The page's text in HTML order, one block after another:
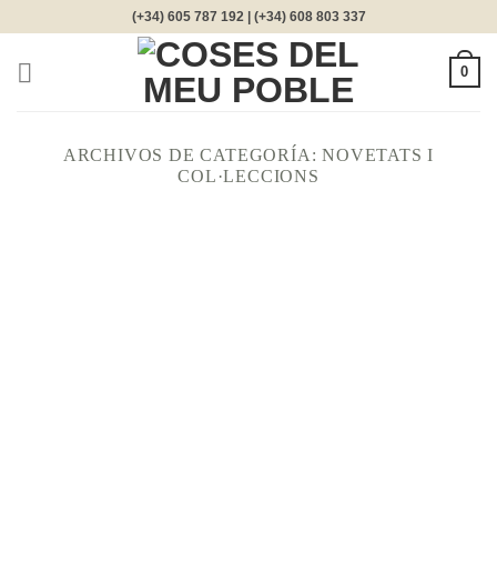
contenido
(+34) 605 787 192 | (+34) 608 803 337
0
ARCHIVOS DE CATEGORÍA:NOVETATS I
COL·LECCIONS